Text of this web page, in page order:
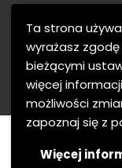
Ta strona
wyrażasz
bieżącymi
więcej
możliwości
zapoznaj się z
Więcej
MTJ